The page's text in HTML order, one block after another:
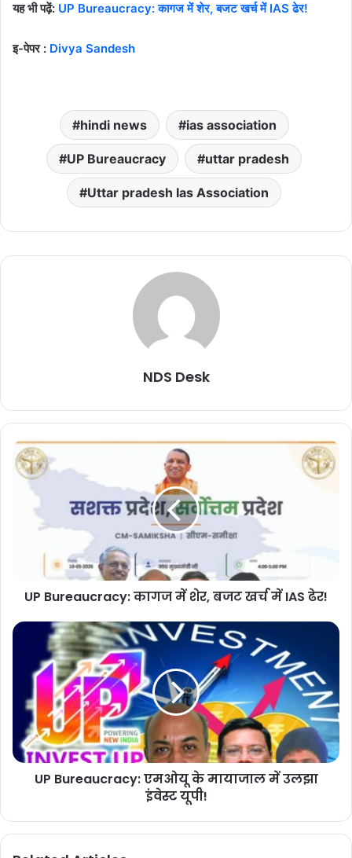
यह भी पढ़ें: UP Bureaucracy: कागज में शेर, बजट खर्च में IAS ढेर!
इ-पेपर : Divya Sandesh
hindi news ias association
UP Bureaucracy uttar pradesh
Uttar pradesh Ias Association
NDS Desk
UP Bureaucracy: कागज में शेर, बजट खर्च में IAS ढेर!
UP Bureaucracy: एमओयू के मायाजाल में उलझा
इंवेस्ट यूपी!